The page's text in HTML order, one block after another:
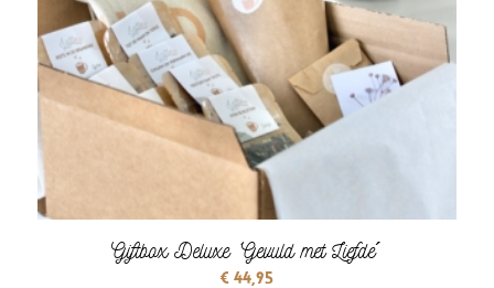
Giftbox Deluxe ‘Gevuld met Liefde´
€44,95